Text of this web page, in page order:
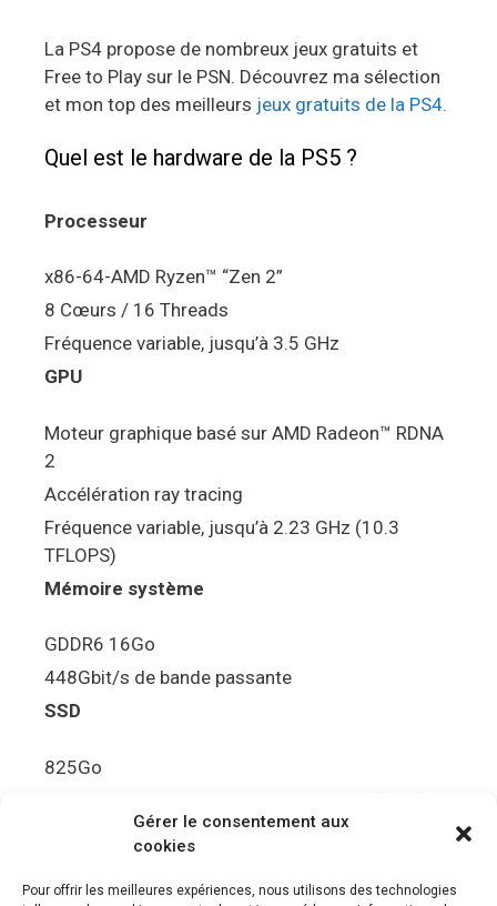
Gérer le consentement aux
cookies
Pour offrir les meilleures expériences, nous utilisons des technologies
La PS4 propose de nombreux jeux gratuits et
Free to Play sur le PSN. Découvrez ma sélection
et mon top des meilleurs jeux gratuits de la PS4.
Quel est le hardware de la PS5 ?
Processeur
x86-64-AMD Ryzen™ “Zen 2”
8 Cœurs / 16 Threads
Fréquence variable, jusqu’à 3.5 GHz
GPU
Moteur graphique basé sur AMD Radeon™ RDNA
2
Accélération ray tracing
Fréquence variable, jusqu’à 2.23 GHz (10.3
TFLOPS)
Mémoire système
GDDR6 16Go
448Gbit/s de bande passante
SSD
825Go
5.5Gbit/s de bande passante en lecture (Brut)
Disque de jeu PS5
Ultra HD Blu-ray™, jusqu’à 100Go/disque